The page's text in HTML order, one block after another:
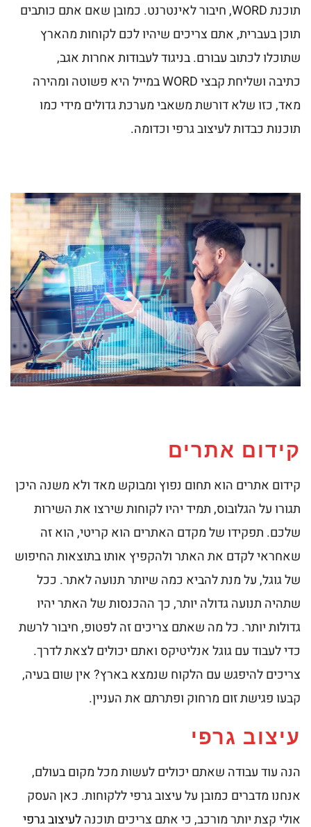
תוכנת WORD, חיבור לאינטרנט. כמובן שאם אתם כותבים
תוכן בעברית, אתם צריכים שיהיו לכם לקוחות מהארץ
שתוכלו לכתוב עבורם. בניגוד לעבודות אחרות אגב,
כתיבה ושליחת קבצי WORD במייל היא פשוטה ומהירה
מאד, כזו שלא דורשת משאבי מערכת גדולים מידי כמו
תוכנות כבדות לעיצוב גרפי וכדומה.
קידום אתרים
קידום אתרים הוא תחום נפוץ ומבוקש מאד ולא משנה היכן
תגורו על הגלובוס, תמיד יהיו לקוחות שירצו את השירות
שלכם. תפקידו של מקדם האתרים הוא קריטי, הוא זה
שאחראי לקדם את האתר ולהקפיץ אותו בתוצאות החיפוש
של גוגל, על מנת להביא כמה שיותר תנועה לאתר. ככל
שתהיה תנועה גדולה יותר, כך ההכנסות של האתר יהיו
גדולות יותר. כל מה שאתם צריכים זה לפטופ, חיבור לרשת
כדי לעבוד עם גוגל אנליטיקס ואתם יכולים לצאת לדרך.
צריכים להיפגש עם הלקוח שנמצא בארץ? אין שום בעיה,
קבעו פגישת זום מרחוק ופתרתם את העניין.
עיצוב גרפי
הנה עוד עבודה שאתם יכולים לעשות מכל מקום בעולם,
אנחנו מדברים כמובן על עיצוב גרפי ללקוחות. כאן העסק
אולי קצת יותר מורכב, כי אתם צריכים תוכנהלעיצוב גרפי